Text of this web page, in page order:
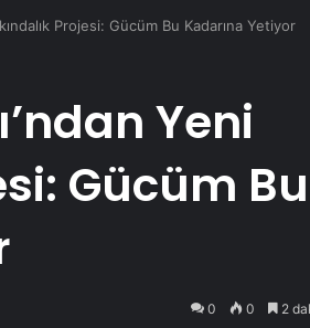
Projesi: Gücüm Bu Kadarına Yetiyor
Yeni
Gücüm Bu
0 0 2